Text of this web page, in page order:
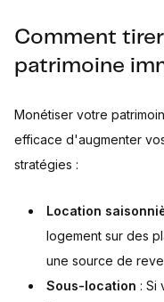
Comment
patrimoine
Monétiser votre
efficace d'augmenter
stratégies :
Location
logement sur des
une source de
Sous-location : Si